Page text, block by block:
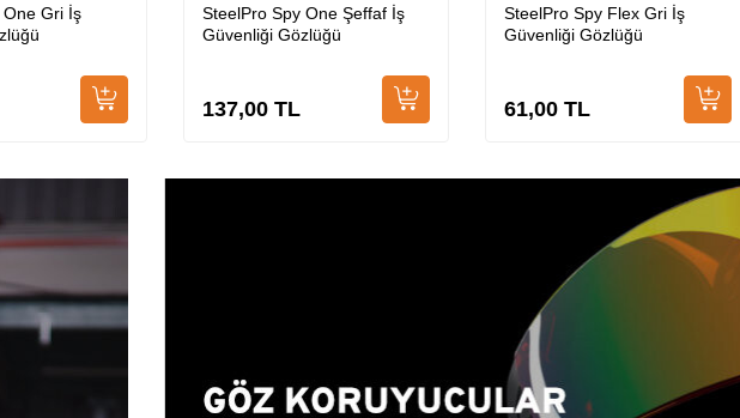
Gri İş
SteelPro Spy One Şeffaf İş
Güvenliği Gözlüğü
137,00 TL
SteelPro Spy Flex Gri İş
Güvenliği Gözlüğü
61,00 TL